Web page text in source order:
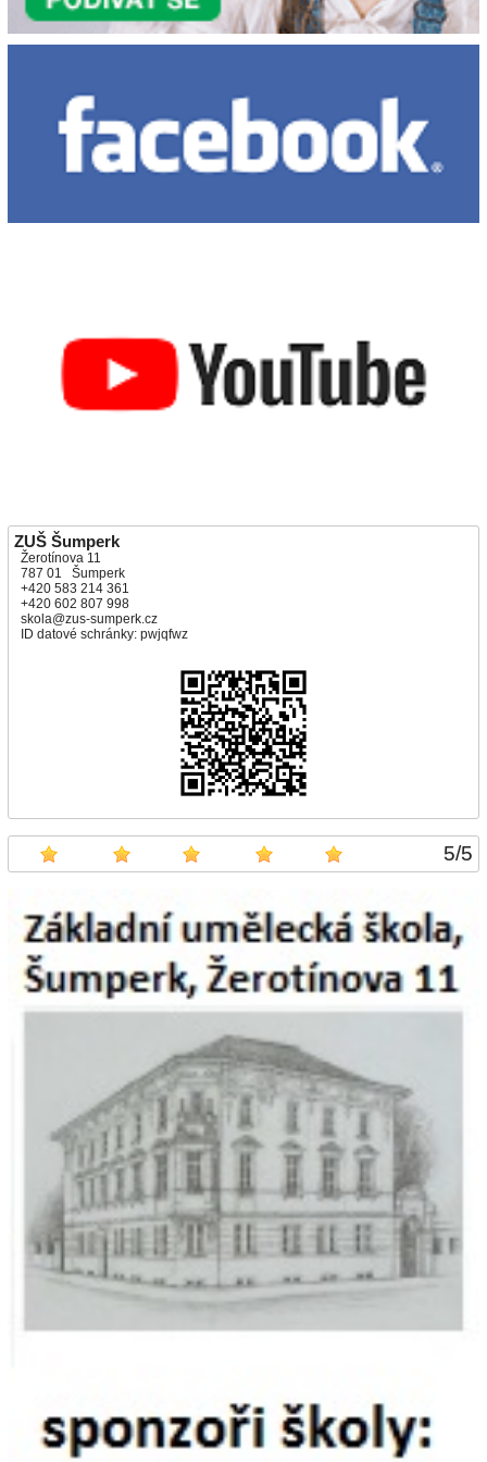
ZUŠ Šumperk
Žerotínova 11
787 01 Šumperk
+420 583 214 361
+420 602 807 998
skola@zus-sumperk.cz
ID datové schránky: pwjqfwz
5/5